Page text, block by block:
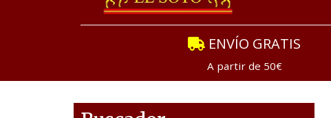
ENVÍO GRATIS
A partir de 50€